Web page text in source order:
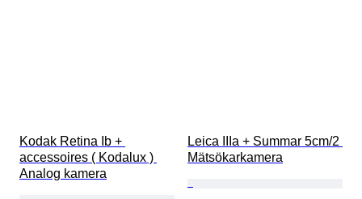
Kodak Retina Ib +
accessoires ( Kodalux )
Analog kamera
Leica IIIa + Summar 5cm/2
Mätsökarkamera